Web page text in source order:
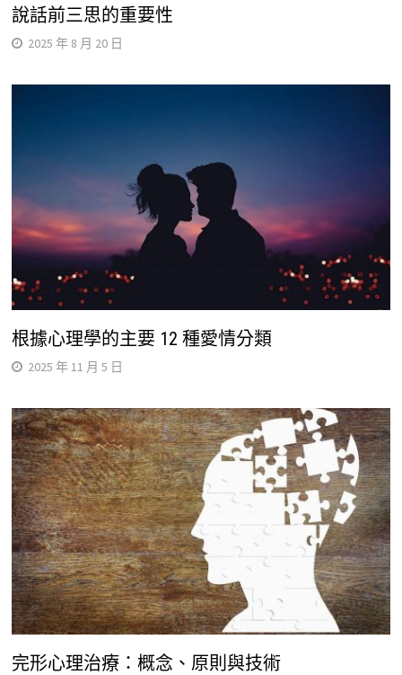
說話前三思的重要性
2025 年 8 月 20 日
根據心理學的主要 12 種愛情分類
2025 年 11 月 5 日
完形心理治療：概念、原則與技術